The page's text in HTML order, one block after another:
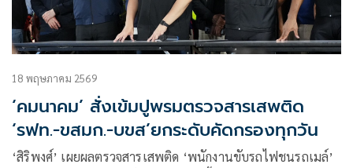
18 พฤษภาคม 2569
‘คมนาคม’ สั่งเข้มปูพรมตรวจสารเสพติด
‘รฟท.-ขสมก.-บขส’ยกระดับคัดกรองทุกวัน
‘สิริพงศ์’ เผยผลตรวจสารเสพติด ‘พนักงานขับรถไฟชนรถเมล์’